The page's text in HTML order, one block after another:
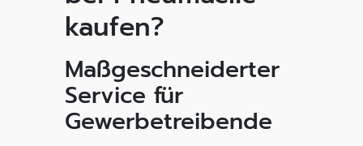
kaufen?
Maßgeschneiderter
Service für
Gewerbetreibende